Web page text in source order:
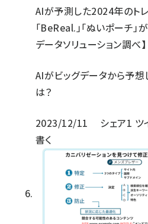
AIが予測した2024年のト
「BeReal.」「ぬいポーチ」
データソリューション調べ】
AIがビッグデータから予
は？
2023/12/11 シェア1 ツ
書く